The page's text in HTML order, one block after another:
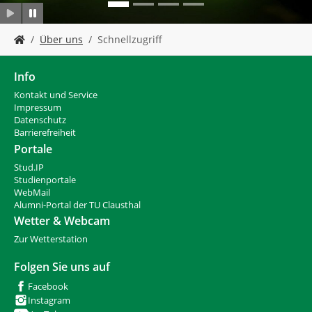
i
e
s
i
n
d
h
i
e
r
:
Über uns Schnellzugriff
Info
Kontakt und Service
Impressum
Datenschutz
Barrierefreiheit
Portale
Stud.IP
Studienportale
WebMail
Alumni-Portal der TU Clausthal
Wetter & Webcam
Zur Wetterstation
Folgen Sie uns auf
Facebook
Instagram